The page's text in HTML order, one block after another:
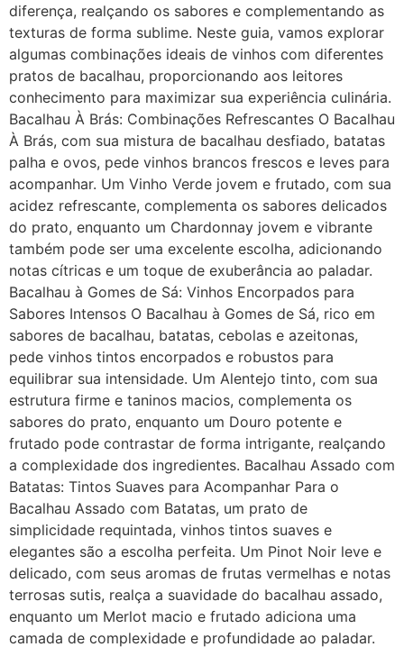
diferença, realçando os sabores e complementando as
texturas de forma sublime. Neste guia, vamos explorar
algumas combinações ideais de vinhos com diferentes
pratos de bacalhau, proporcionando aos leitores
conhecimento para maximizar sua experiência culinária.
Bacalhau À Brás: Combinações Refrescantes O Bacalhau
À Brás, com sua mistura de bacalhau desfiado, batatas
palha e ovos, pede vinhos brancos frescos e leves para
acompanhar. Um Vinho Verde jovem e frutado, com sua
acidez refrescante, complementa os sabores delicados
do prato, enquanto um Chardonnay jovem e vibrante
também pode ser uma excelente escolha, adicionando
notas cítricas e um toque de exuberância ao paladar.
Bacalhau à Gomes de Sá: Vinhos Encorpados para
Sabores Intensos O Bacalhau à Gomes de Sá, rico em
sabores de bacalhau, batatas, cebolas e azeitonas,
pede vinhos tintos encorpados e robustos para
equilibrar sua intensidade. Um Alentejo tinto, com sua
estrutura firme e taninos macios, complementa os
sabores do prato, enquanto um Douro potente e
frutado pode contrastar de forma intrigante, realçando
a complexidade dos ingredientes. Bacalhau Assado com
Batatas: Tintos Suaves para Acompanhar Para o
Bacalhau Assado com Batatas, um prato de
simplicidade requintada, vinhos tintos suaves e
elegantes são a escolha perfeita. Um Pinot Noir leve e
delicado, com seus aromas de frutas vermelhas e notas
terrosas sutis, realça a suavidade do bacalhau assado,
enquanto um Merlot macio e frutado adiciona uma
camada de complexidade e profundidade ao paladar.